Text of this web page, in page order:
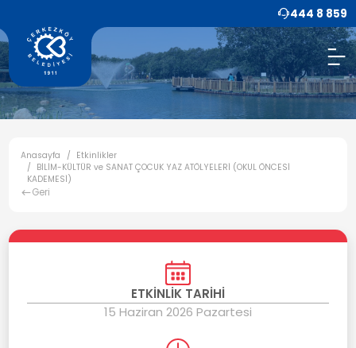
444 8 859
Anasayfa
Etkinlikler
BİLİM-KÜLTÜR ve SANAT ÇOCUK YAZ ATÖLYELERİ (OKUL ÖNCESİ
KADEMESİ)
Geri
ETKİNLİK TARİHİ
15 Haziran 2026 Pazartesi